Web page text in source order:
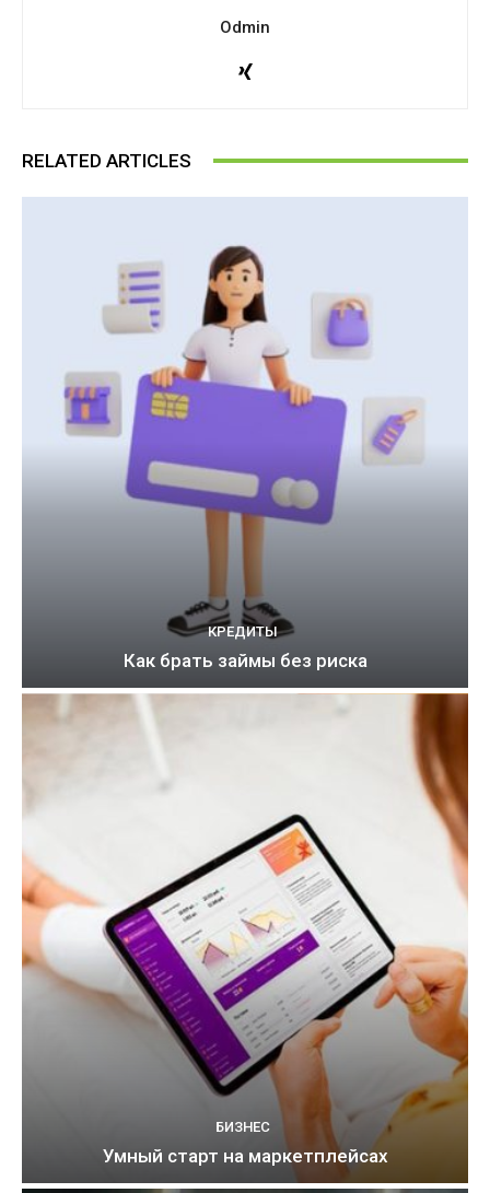
Odmin
RELATED ARTICLES
КРЕДИТЫ
Как брать займы без риска
БИЗНЕС
Умный старт на маркетплейсах